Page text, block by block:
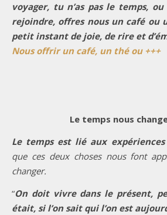
voyager, tu n’as pas le temps, ou
rejoindre, offres nous un café ou
petit instant de joie, de rire et
Nous offrir un café, un thé ou +++
Le temps nous
Le temps est lié aux
que ces deux choses nous font
changer.
“On doit vivre dans le présent,
était, si l’on sait qui l’on est